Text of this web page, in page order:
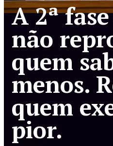
Magistratura
Magistratura Estadual
Magistratura Federal e
Curso
A 2ª
não
quem
menos.
quem
pior.